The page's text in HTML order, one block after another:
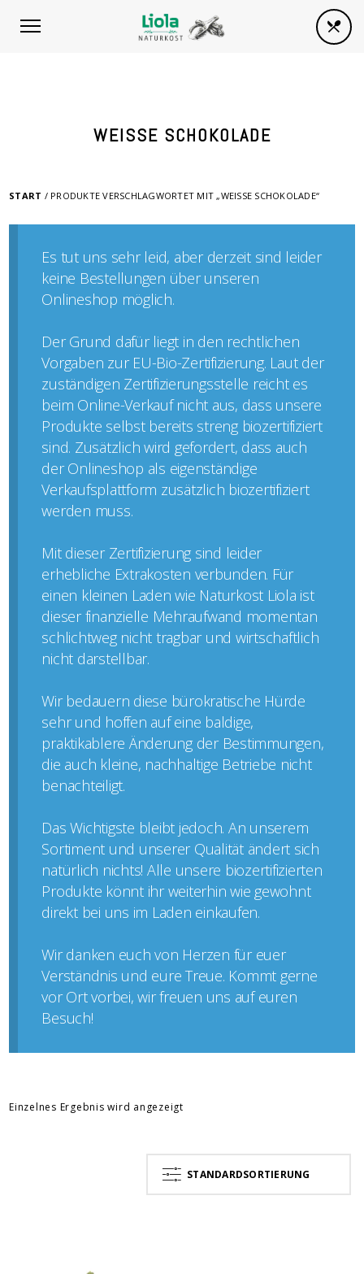
WEISSE SCHOKOLADE
START / PRODUKTE VERSCHLAGWORTET MIT „WEISSE SCHOKOLADE“
Es tut uns sehr leid, aber derzeit sind leider
keine Bestellungen über unseren
Onlineshop möglich.
Der Grund dafür liegt in den rechtlichen
Vorgaben zur EU-Bio-Zertifizierung. Laut der
zuständigen Zertifizierungsstelle reicht es
beim Online-Verkauf nicht aus, dass unsere
Produkte selbst bereits streng biozertifiziert
sind. Zusätzlich wird gefordert, dass auch
der Onlineshop als eigenständige
Verkaufsplattform zusätzlich biozertifiziert
werden muss.
Mit dieser Zertifizierung sind leider
erhebliche Extrakosten verbunden. Für
einen kleinen Laden wie Naturkost Liola ist
dieser finanzielle Mehraufwand momentan
schlichtweg nicht tragbar und wirtschaftlich
nicht darstellbar.
Wir bedauern diese bürokratische Hürde
sehr und hoffen auf eine baldige,
praktikablere Änderung der Bestimmungen,
die auch kleine, nachhaltige Betriebe nicht
benachteiligt.
Das Wichtigste bleibt jedoch. An unserem
Sortiment und unserer Qualität ändert sich
natürlich nichts! Alle unsere biozertifizierten
Produkte könnt ihr weiterhin wie gewohnt
direkt bei uns im Laden einkaufen.
Wir danken euch von Herzen für euer
Verständnis und eure Treue. Kommt gerne
vor Ort vorbei, wir freuen uns auf euren
Besuch!
Einzelnes Ergebnis wird angezeigt
STANDARDSORTIERUNG